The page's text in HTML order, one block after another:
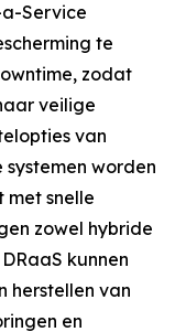
a-Service
te
zodat
veilige
van
worden
met snelle
zowel hybride
kunnen
herstellen van
en